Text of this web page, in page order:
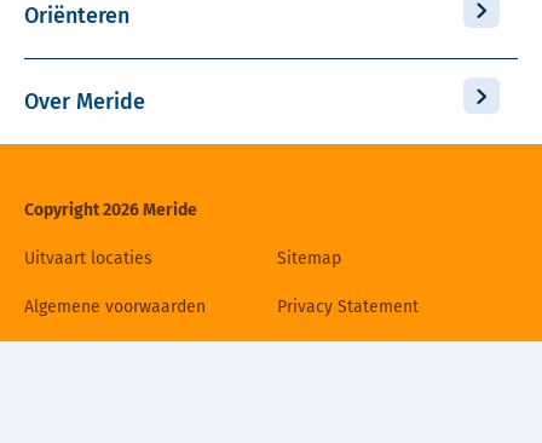
Oriënteren
Over Meride
Copyright 2026 Meride
Uitvaart locaties Sitemap
Algemene voorwaarden Privacy Statement